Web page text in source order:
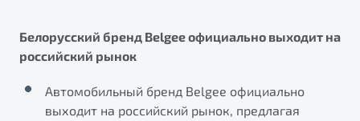
Записаться на тест-драйв
Автокредит
Техническое обслуживание
ПОДДЕРЖКА
BELGEE В РОССИИ
О бренде
О дилерском центре
Белорусский бренд Belgee официально выходит на
российский рынок
Автомобильный бренд Belgee официально
выходит на российский рынок, предлагая